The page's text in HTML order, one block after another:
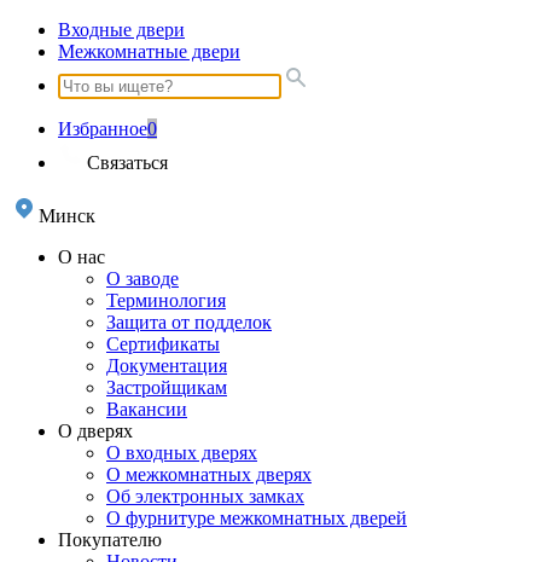
Входные двери
Межкомнатные двери
Избранное0
Связаться
Минск
О нас
О заводе
Терминология
Защита от подделок
Сертификаты
Документация
Застройщикам
Вакансии
О дверях
О входных дверях
О межкомнатных дверях
Об электронных замках
О фурнитуре межкомнатных дверей
Покупателю